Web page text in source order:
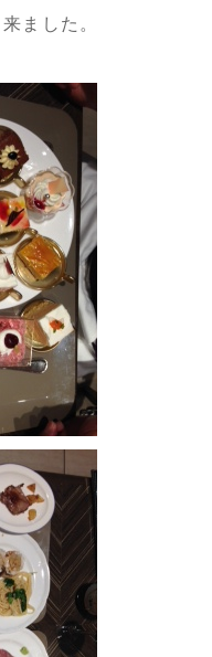
ました。